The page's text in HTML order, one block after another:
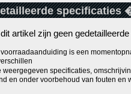
specificaties
artikel zijn geen
is een
specificaties,
en onder voorbehoud van fouten en